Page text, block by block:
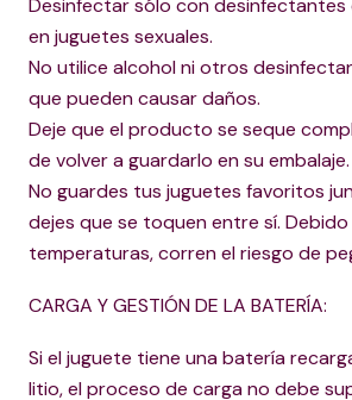
Desinfectar sólo con desinfectantes
en juguetes sexuales.
No utilice alcohol ni otros
que pueden causar daños.
Deje que el producto se seque
de volver a guardarlo en su embalaje.
No guardes tus juguetes favoritos
dejes que se toquen entre sí. Debido
temperaturas, corren el riesgo de
CARGA Y GESTIÓN DE LA BATERÍA:
Si el juguete tiene una batería
litio, el proceso de carga no debe